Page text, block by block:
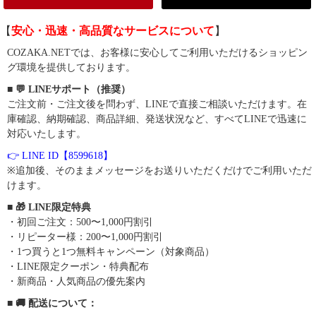
【安心・迅速・高品質なサービスについて 】
COZAKA.NETでは、お客様に安心してご利用いただけるショッピン
グ環境を提供しております。
■ 💬 LINEサポート（推奨）
ご注文前・ご注文後を問わず、LINEで直接ご相談いただけます。在
庫確認、納期確認、商品詳細、発送状況など、すべてLINEで迅速に
対応いたします。
👉 LINE ID【8599618】
※追加後、そのままメッセージをお送りいただくだけでご利用いただ
けます。
■ 🎁 LINE限定特典
・初回ご注文：500〜1,000円割引
・リピーター様：200〜1,000円割引
・1つ買うと1つ無料キャンペーン（対象商品）
・LINE限定クーポン・特典配布
・新商品・人気商品の優先案内
■ 🚚 配送について：